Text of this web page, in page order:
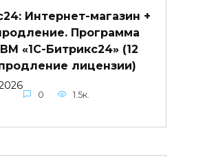
Интернет-магазин +
Программа
«1С-Битрикс24» (12
лицензии)
0 1.5к.